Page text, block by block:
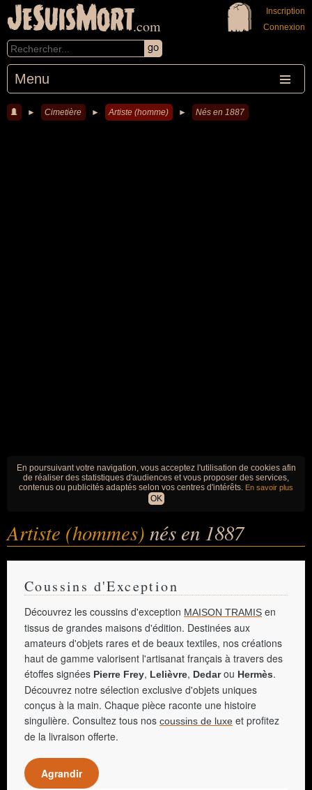
JeSuisMort.com
Menu
Inscription
Connexion
► Cimetière ► Artiste (homme) ► Nés en 1887
En poursuivant votre navigation, vous acceptez l'utilisation de cookies afin
de réaliser des statistiques d'audiences et vous proposer des services,
contenus ou publicités adaptés selon vos centres d'intérêts. En savoir plus
OK
Artiste (hommes) nés en 1887
Coussins d'Exception
Découvrez les coussins d'exception MAISON TRAMIS en
tissus de grandes maisons d'édition. Destinées aux
amateurs d'objets rares et de beaux textiles, nos créations
haut de gamme valorisent l'artisanat français à travers des
étoffes signées Pierre Frey, Lelièvre, Dedarou Hermès.
Découvrez notre sélection exclusive d'objets uniques
conçus à la main. Chaque pièce raconte une histoire
singulière. Consultez tous nos coussins de luxe et profitez
de la livraison offerte.
Agrandir